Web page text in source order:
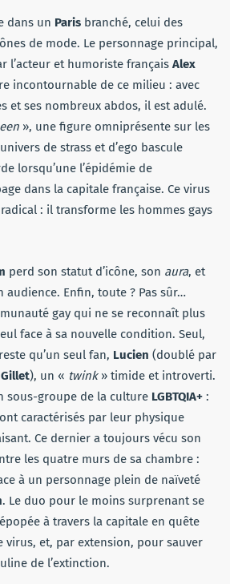
dans un Paris branché, celui des
de mode. Le personnage principal,
l’acteur et humoriste français Alex
incontournable de ce milieu : avec
et ses nombreux abdos, il est adulé.
», une figure omniprésente sur les
de strass et d’ego bascule
lorsqu’une l’épidémie de
dans la capitale française. Ce virus
: il transforme les hommes gays
perd son statut d’icône, son aura, et
audience. Enfin, toute ? Pas sûr…
gay qui ne se reconnaît plus
face à sa nouvelle condition. Seul,
qu’un seul fan, Lucien (doublé par
), un « twink» timide et introverti.
sous-groupe de la culture LGBTQIA+ :
caractérisés par leur physique
Ce dernier a toujours vécu son
les quatre murs de sa chambre :
à un personnage plein de naïveté
. Le duo pour le moins surprenant se
à travers la capitale en quête
virus, et, par extension, pour sauver
de l’extinction.